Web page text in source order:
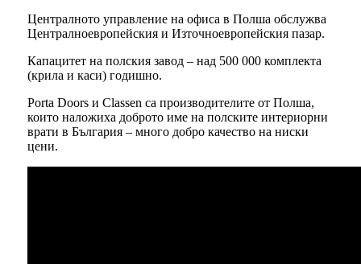
Централното управление на офиса в Полша обслужва
Централноевропейския и Източноевропейския пазар.
Капацитет на полския завод – над 500 000 комплекта
(крила и каси) годишно.
Porta Doors и Classen са производителите от Полша,
които наложиха доброто име на полските интериорни
врати в България – много добро качество на ниски
цени.